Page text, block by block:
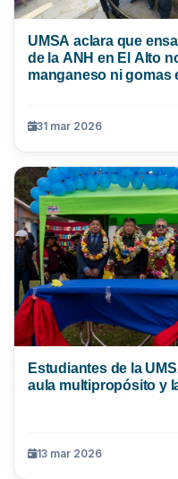
UMSA aclara que
de la ANH en El Alto
manganeso ni gomas
31 mar 2026
Estudiantes de la
aula multipropósito y
13 mar 2026